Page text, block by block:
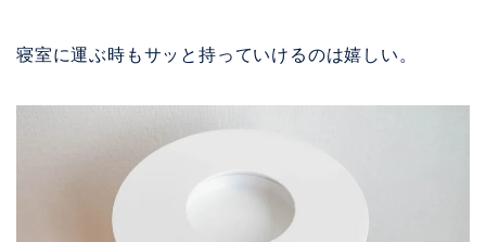
寝室に運ぶ時もサッと持っていけるのは嬉しい。